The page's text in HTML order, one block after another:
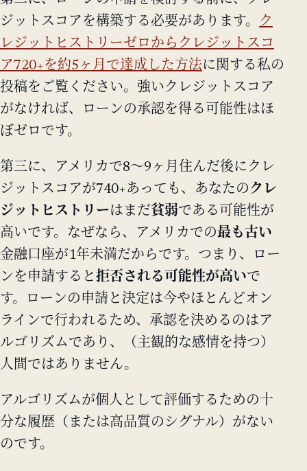
ジットスコアを構築する必要があります。
ク
レジットヒストリーゼロからクレジットスコ
ア720+を約5ヶ月で達成した方法に関する私の
投稿をご覧ください。強いクレジットスコア
がなければ、ローンの承認を得る可能性はほ
ぼゼロです。
第三に、アメリカで8〜9ヶ月住んだ後にクレ
ジットスコアが740+あっても、あなたの クレ
ジットヒストリーはまだ貧弱である可能性が
高いです。なぜなら、アメリカでの最も古い
金融口座が1年未満だからです。つまり、ロー
ンを申請すると 拒否される可能性が高いで
す。ローンの申請と決定は今やほとんどオン
ラインで行われるため、承認を決めるのはア
ルゴリズムであり、（主観的な感情を持つ）
人間ではありません。
アルゴリズムが個人として評価するための十
分な履歴（または高品質のシグナル）がない
のです。